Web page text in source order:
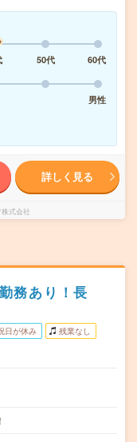
50代
60代
男性
詳しく見る
式会社
務あり！長
日が休み 残業なし